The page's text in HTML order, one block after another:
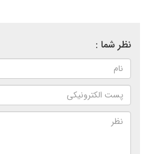
نظر شما :